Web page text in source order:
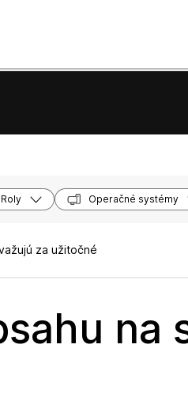
Roly Operačné systémy
za užitočné
na